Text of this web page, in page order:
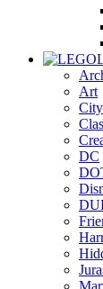
Art
City
DC